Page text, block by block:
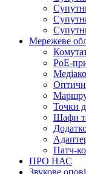
Мережеве
PoE-
Точки
Шафи
Патч-
ПРО НАС
Звукове